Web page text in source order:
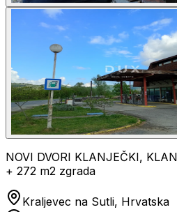
NOVI DVORI KLANJEČKI,
+ 272 m2 zgrada
Kraljevec na Sutli, Hrvatska